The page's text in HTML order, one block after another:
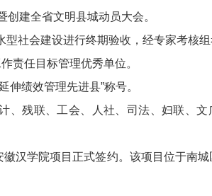
建全省文明县城动员大会。
社会建设进行终期验收，经专家考核组
责任目标管理优秀单位。
绩效管理先进县”称号。
、残联、工会、人社、司法、妇联、
汉学院项目正式签约。该项目位于南